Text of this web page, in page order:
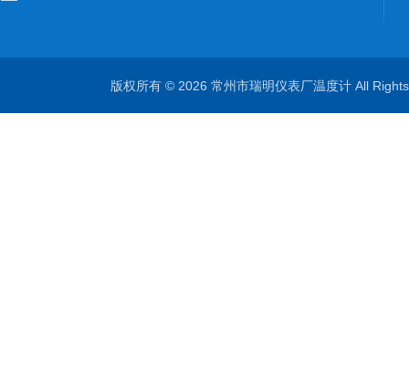
版权所有 © 2026 常州市瑞明仪表厂温度计 All